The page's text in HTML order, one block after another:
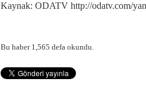
Kaynak: ODATV http://odatv.com/
Bu haber 1,565 defa okundu.